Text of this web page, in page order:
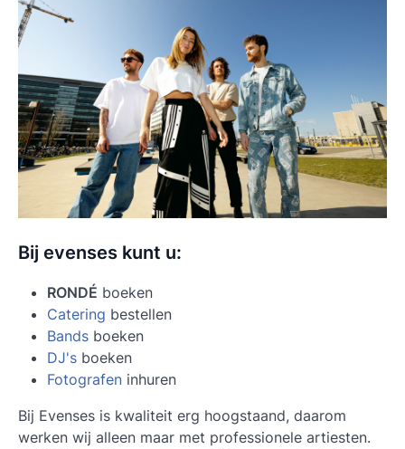
Bij evenses kunt u:
RONDÉ boeken
Catering bestellen
Bands boeken
DJ's boeken
Fotografen inhuren
Bij Evenses is kwaliteit erg hoogstaand, daarom
werken wij alleen maar met professionele artiesten.